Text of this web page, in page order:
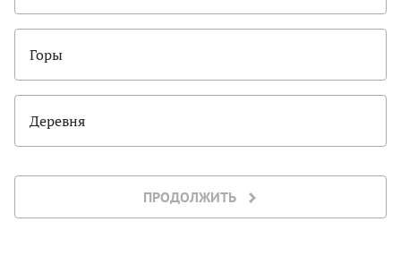
Горы
Деревня
ПРОДОЛЖИТЬ